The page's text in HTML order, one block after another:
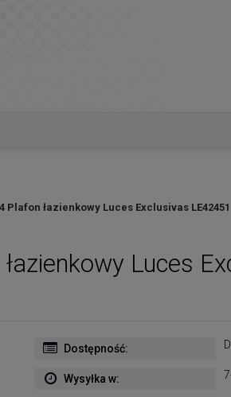
Plafon łazienkowy Luces Exclusivas LE42451
Luces
Dostępność:
Wysyłka w: